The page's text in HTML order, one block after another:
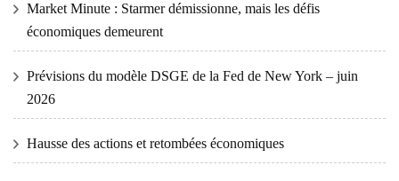
Market Minute : Starmer démissionne, mais les défis
économiques demeurent
Prévisions du modèle DSGE de la Fed de New York – juin
2026
Hausse des actions et retombées économiques